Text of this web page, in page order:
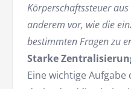
Körperschaftssteuer
anderem vor, wie die
bestimmten Fragen zu
Starke
Eine wichtige